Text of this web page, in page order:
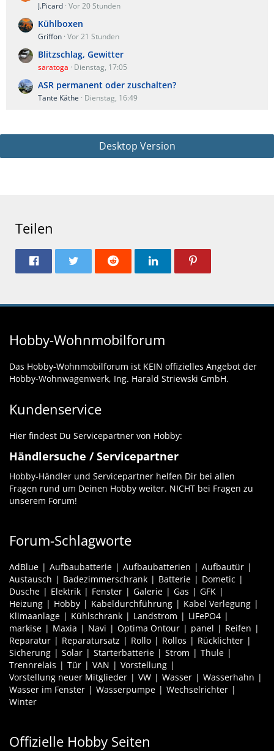
J.Picard Vor 20 Stunden
Kühlboxen
Griffon Vor 21 Stunden
Blitzschlag, Gewitter
saratoga Dienstag, 17:05
ASR permanent oder zuschalten?
Tante Käthe Dienstag, 16:49
Desktop Version
Teilen
Hobby-Wohnmobilforum
Das Hobby-Wohnmobilforum ist KEIN offizielles Angebot der
Hobby-Wohnwagenwerk, Ing. Harald Striewski GmbH.
Kundenservice
Hier findest Du Servicepartner von Hobby:
Händlersuche / Servicepartner
Hobby-Händler und Servicepartner helfen Dir bei allen
Fragen rund um Deinen Hobby weiter. NICHT bei Fragen zu
unserem Forum!
Forum-Schlagworte
AdBlue Aufbaubatterie Aufbaubatterien
Aufbautür
Austausch
Badezimmerschrank Batterie
Dometic
Dusche
Elektrik Fenster Galerie Gas
GFK
Heizung
Hobby Kabeldurchführung
Kabel Verlegung
Klimaanlage
Kühlschrank Landstrom
LiFePO4
markise
Maxia Navi Optima Ontour panel
Reifen
Reparatur
Reparatursatz Rollo Rollos
Rücklichter
Sicherung
Solar Starterbatterie Strom
Thule
Trennrelais
Tür VAN
Vorstellung
Vorstellung neuer Mitglieder
VW Wasser
Wasserhahn
Wasser im Fenster
Wasserpumpe
Wechselrichter
Winter
Offizielle Hobby Seiten